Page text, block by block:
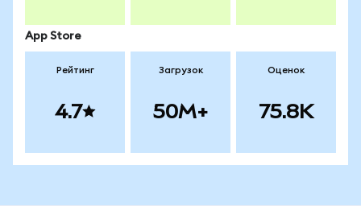
App Store
Рейтинг
4.7
Загрузок
50M+
Оценок
75.8K